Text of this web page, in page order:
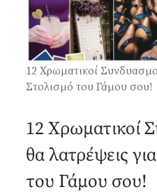
12 Χρωματικοί
Στολισμό του Γάμου σου!
12 Χρωματικοί
θα λατρέψεις
του Γάμου σου!